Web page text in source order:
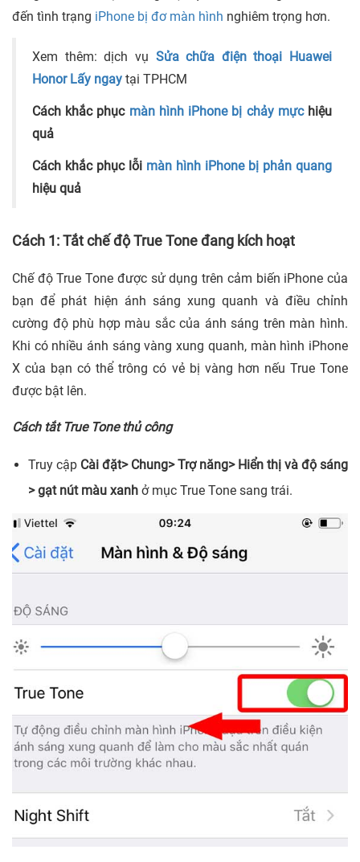
đến tình trạng iPhone bị đơ màn hình nghiêm trọng hơn.
Xem thêm: dịch vụ Sửa chữa điện thoại Huawei
Honor Lấy ngay tại TPHCM
Cách khắc phục màn hình iPhone bị chảy mựchiệu
quả
Cách khắc phục lỗi màn hình iPhone bị phản quang
hiệu quả
Cách 1: Tắt chế độ True Tone đang kích hoạt
Chế độ True Tone được sử dụng trên cảm biến iPhone của
bạn để phát hiện ánh sáng xung quanh và điều chỉnh
cường độ phù hợp màu sắc của ánh sáng trên màn hình.
Khi có nhiều ánh sáng vàng xung quanh, màn hình iPhone
X của bạn có thể trông có vẻ bị vàng hơn nếu True Tone
được bật lên.
Cách tắt True Tone thủ công
Truy cập Cài đặt> Chung> Trợ năng> Hiển thị và độ sáng
> gạt nút màu xanh ở mục True Tone sang trái.